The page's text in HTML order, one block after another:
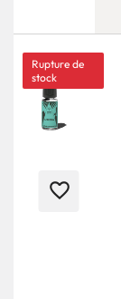
Rupture de
stock
favorite_border